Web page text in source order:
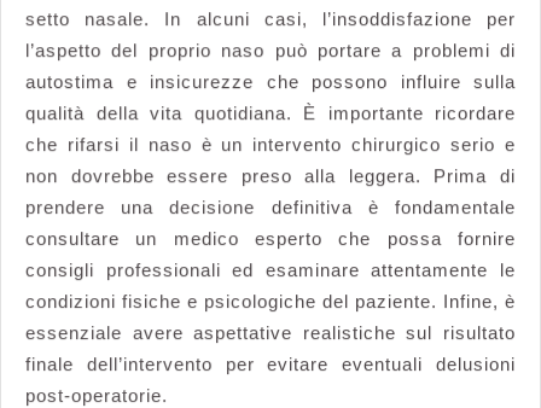
setto nasale. In alcuni casi, l’insoddisfazione per
l’aspetto del proprio naso può portare a problemi di
autostima e insicurezze che possono influire sulla
qualità della vita quotidiana. È importante ricordare
che rifarsi il naso è un intervento chirurgico serio e
non dovrebbe essere preso alla leggera. Prima di
prendere una decisione definitiva è fondamentale
consultare un medico esperto che possa fornire
consigli professionali ed esaminare attentamente le
condizioni fisiche e psicologiche del paziente. Infine, è
essenziale avere aspettative realistiche sul risultato
finale dell’intervento per evitare eventuali delusioni
post-operatorie.